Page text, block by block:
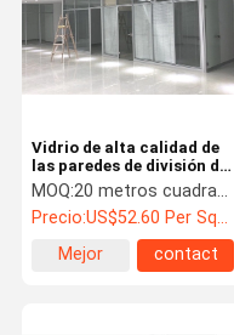
Vidrio de alta calidad de
las paredes de división de
vidrio de la oficina solo
para el edificio de
oficinas
MOQ:20 metros cuadrados
Precio:US$52.60 Per Square Meter
Mejor
contact